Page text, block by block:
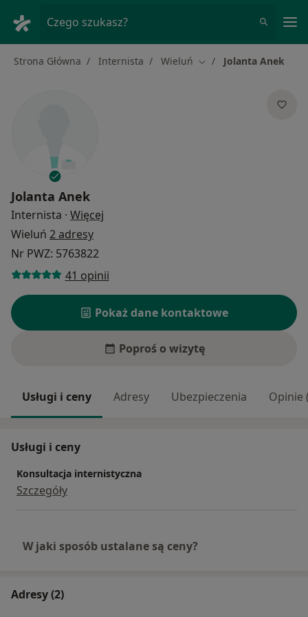
Czego szukasz?
Strona Główna Internista Wieluń Zmień miasto
Jolanta Anek
Jolanta Anek
Internista · Więcej
Wieluń 2 adresy
Nr PWZ: 5763822
41 opinii
Pokaż dane kontaktowe
Poproś o wizytę
Usługi i ceny Adresy Ubezpieczenia Opinie
Usługi i ceny
Konsultacja internistyczna
Szczegóły
W jaki sposób ustalane są ceny?
Adresy (2)